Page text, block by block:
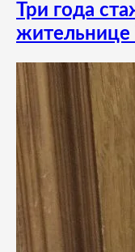
Три года
жительнице